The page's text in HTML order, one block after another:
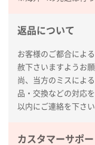
新潟県R社様
2026年01月16
納期が比較的
かったため
山口県P社様
③1枚
返品について
お客様のご都合によ
赦下さいますようお
尚、当方のミスによ
品・交換などの対応
以内にご連絡を下さい
カスタマーサポ